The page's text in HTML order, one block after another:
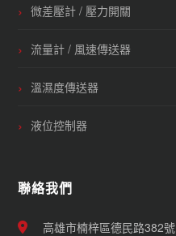
微差壓計 / 壓力開關
流量計 / 風速傳送器
溫濕度傳送器
液位控制器
聯絡我們
高雄市楠梓區德民路382號